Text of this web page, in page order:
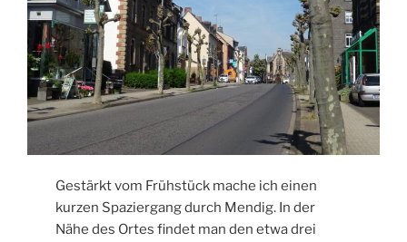
Gestärkt vom Frühstück mache ich einen
kurzen Spaziergang durch Mendig. In der
Nähe des Ortes findet man den etwa drei